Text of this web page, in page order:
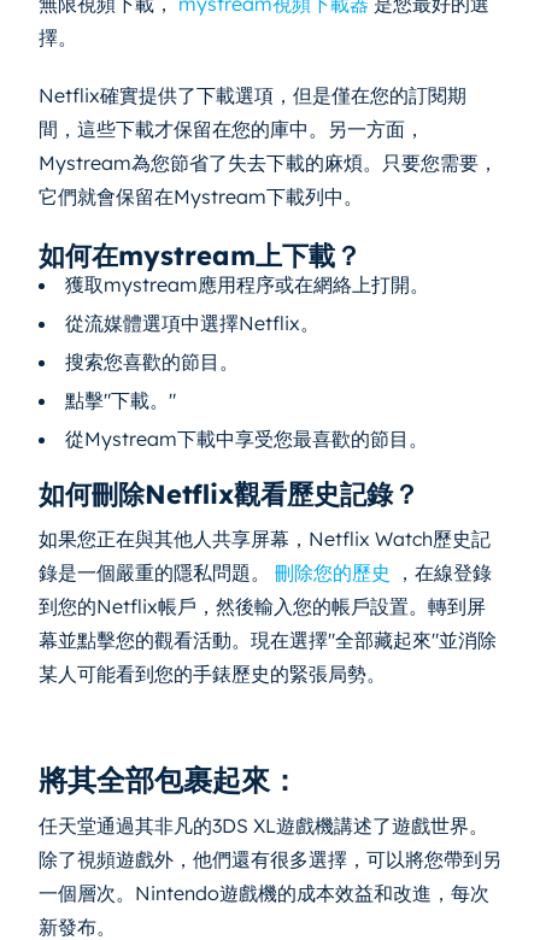
擇。
Netflix確實提供了下載選項，但是僅在您的訂閱期
間，這些下載才保留在您的庫中。另一方面，
Mystream為您節省了失去下載的麻煩。只要您需要，
它們就會保留在Mystream下載列中。
如何在mystream上下載？
獲取mystream應用程序或在網絡上打開。
從流媒體選項中選擇Netflix。
搜索您喜歡的節目。
點擊"下載。"
從Mystream下載中享受您最喜歡的節目。
如何刪除Netflix觀看歷史記錄？
如果您正在與其他人共享屏幕，Netflix Watch歷史記
錄是一個嚴重的隱私問題。 刪除您的歷史
，在線登錄
到您的Netflix帳戶，然後輸入您的帳戶設置。轉到屏
幕並點擊您的觀看活動。現在選擇"全部藏起來"並消除
某人可能看到您的手錶歷史的緊張局勢。
將其全部包裹起來：
任天堂通過其非凡的3DS XL遊戲機講述了遊戲世界。
除了視頻遊戲外，他們還有很多選擇，可以將您帶到另
一個層次。Nintendo遊戲機的成本效益和改進，每次
新發布。